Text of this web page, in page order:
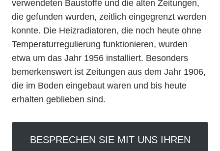
verwendeten Baustoffe und die alten Zeitungen,
die gefunden wurden, zeitlich eingegrenzt werden
konnte. Die Heizradiatoren, die noch heute ohne
Temperaturregulierung funktionieren, wurden
etwa um das Jahr 1956 installiert. Besonders
bemerkenswert ist Zeitungen aus dem Jahr 1906,
die im Boden eingebaut waren und bis heute
erhalten geblieben sind.
BESPRECHEN SIE MIT UNS IHREN